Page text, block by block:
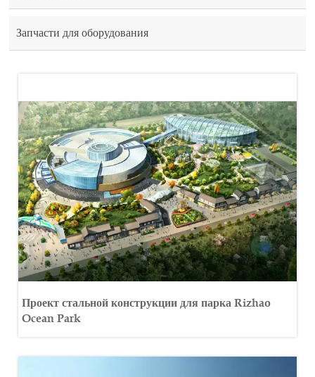
Запчасти для оборудования
Проект стальной конструкции для парка Rizhao
Ocean Park